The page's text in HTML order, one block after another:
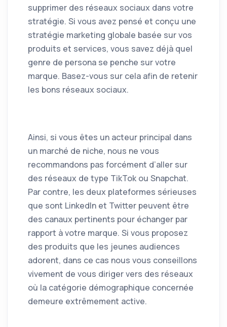
supprimer des réseaux sociaux dans votre
stratégie. Si vous avez pensé et conçu une
stratégie marketing globale basée sur vos
produits et services, vous savez déjà quel
genre de persona se penche sur votre
marque. Basez-vous sur cela afin de retenir
les bons réseaux sociaux.
Ainsi, si vous êtes un acteur principal dans
un marché de niche, nous ne vous
recommandons pas forcément d’aller sur
des réseaux de type TikTok ou Snapchat.
Par contre, les deux plateformes sérieuses
que sont LinkedIn et Twitter peuvent être
des canaux pertinents pour échanger par
rapport à votre marque. Si vous proposez
des produits que les jeunes audiences
adorent, dans ce cas nous vous conseillons
vivement de vous diriger vers des réseaux
où la catégorie démographique concernée
demeure extrêmement active.